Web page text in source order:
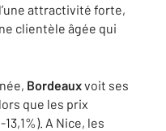
attractivité forte,
clientèle âgée qui
Bordeauxvoit ses
que les prix
A Nice, les